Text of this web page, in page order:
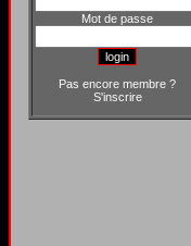
Mot de passe
Pas encore membre ?
S'inscrire